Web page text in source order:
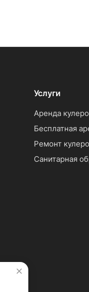
Услуги
Аренда
Бесплатная
Ремонт
Санитарная